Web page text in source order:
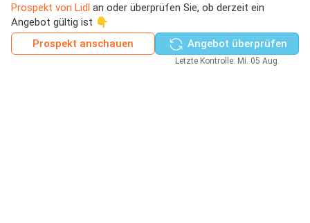
Prospekt von Lidl an oder überprüfen Sie, ob derzeit ein
Angebot gültig ist 👇
Prospekt anschauen
Angebot überprüfen
Letzte Kontrolle: Mi. 05 Aug.